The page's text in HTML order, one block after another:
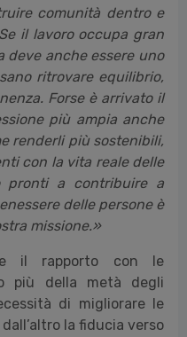
comunità dentro e
il lavoro occupa gran
deve anche essere uno
ritrovare equilibrio,
Forse è arrivato il
più ampia anche
renderli più sostenibili,
con la vita reale delle
pronti a contribuire a
delle persone è
missione.»
il rapporto con le
più della metà degli
di migliorare le
la fiducia verso